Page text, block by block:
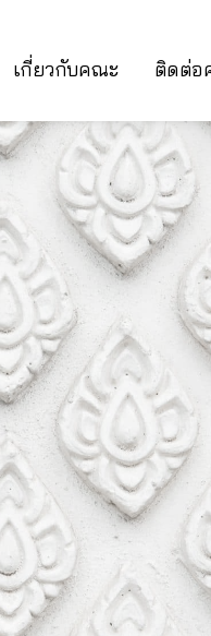
เกี่ยวกับคณะ ติดต่อ